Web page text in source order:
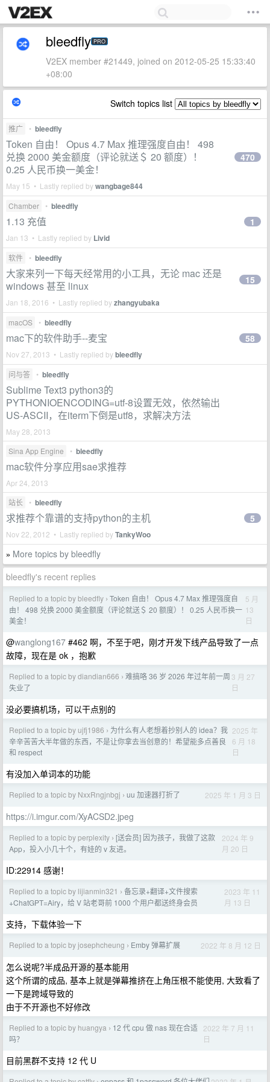
bleedfly PRO
V2EX member #21449, joined on 2012-05-25 15:33:40
+08:00
Switch topics list
推广 • bleedfly
Token 自由！ Opus 4.7 Max 推理强度自由！ 498
兑换 2000 美金额度（评论就送＄ 20 额度）！
0.25 人民币换一美金！
May 15 • Lastly replied bywangbage844
470
Chamber • bleedfly
1.13 充值
Jan 13 • Lastly replied by Livid
1
软件 • bleedfly
大家来列一下每天经常用的小工具，无论 mac 还是
windows 甚至 linux
Jan 18, 2016 • Lastly replied byzhangyubaka
15
macOS • bleedfly
mac下的软件助手--麦宝
Nov 27, 2013 • Lastly replied bybleedfly
58
问与答 • bleedfly
Sublime Text3 python3的
PYTHONIOENCODING=utf-8设置无效，依然输出
US-ASCII，在iterm下倒是utf8，求解决方法
May 28, 2013
Sina App Engine
• bleedfly
mac软件分享应用sae求推荐
Apr 24, 2013
站长
• bleedfly
求推荐个靠谱的支持python的主机
Nov 22, 2012 • Lastly replied byTankyWoo
5
» More topics by bleedfly
bleedfly's recent replies
Replied to a topic by bleedfly › Token 自由！ Opus 4.7 Max 推理强度自
由！ 498 兑换 2000 美金额度（评论就送＄ 20 额度）！ 0.25 人民币换一
美金！
5 月
13
日
@wanglong167 #462 啊，不至于吧，刚才开发下线产品导致了一点
故障，现在是 ok ，抱歉
Replied to a topic by diandian666 › 难搞咯 36 岁 2026 年过年前一周
失业了
3 月 27
日
没必要搞机场，可以干点别的
Replied to a topic by ujfj1986 › 为什么有人老想着抄别人的 idea？我
辛辛苦苦大半年做的东西，不是让你拿去当创意的！希望能多点善良
和 respect
2025 年
6 月 18
日
有没加入单词本的功能
Replied to a topic by NxxRngjnbgj › uu 加速器打折了 2025 年 1 月 3 日
https://i.imgur.com/XyACSD2.jpeg
Replied to a topic by perplexity › [送会员] 因为孩子，我做了这款
App，投入小几十个，有娃的 v 友进。
2024 年 9
月 20 日
ID:22914 感谢！
Replied to a topic by lijianmin321 › 备忘录+翻译+文件搜索
+ChatGPT=Airy，给 V 站老哥前 1000 个用户都送终身会员
2023 年 11
月 13 日
支持，下载体验一下
Replied to a topic by josephcheung › Emby 弹幕扩展 2022 年 8 月 12 日
怎么说呢?半成品开源的基本能用
这个所谓的成品, 基本上就是弹幕推挤在上角压根不能使用, 大致看了
一下是跨域导致的
由于不开源也不好修改
Replied to a topic by huangya › 12 代 cpu 做 nas 现在合适
吗？
2022 年 7 月 11
日
目前黑群不支持 12 代 U